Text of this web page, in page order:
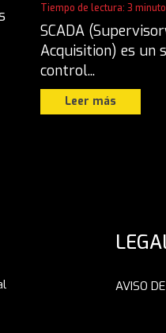
Tiempo de lectura: 3
SCADA
Acquisition) es un
control...
Leer más
AVISO